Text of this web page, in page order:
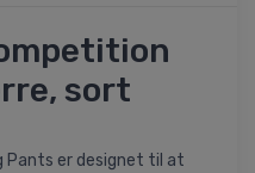
sort
Pants er designet til at